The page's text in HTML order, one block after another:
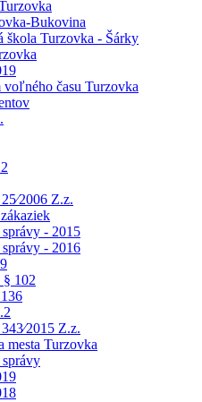
Bukovina
škola Turzovka - Šárky
voľného času Turzovka
Z.z.
správy - 2015
správy - 2016
§ 102
Z.z.
mesta Turzovka
správy